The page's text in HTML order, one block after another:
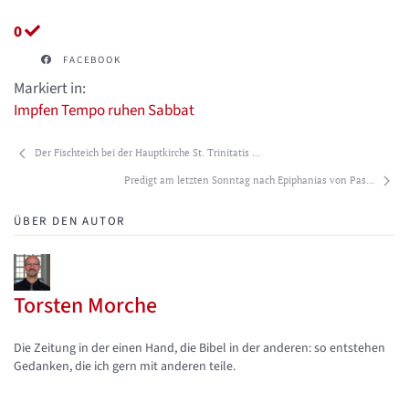
0
FACEBOOK
Markiert in:
ImpfenTemporuhen Sabbat
Der Fischteich bei der Hauptkirche St. Trinitatis ...
Predigt am letzten Sonntag nach Epiphanias von Pas...
ÜBER DEN AUTOR
Torsten Morche
Updates abonnieren
Abo von Updates dieses Autors beenden
Die Zeitung in der einen Hand, die Bibel in der anderen: so entstehen
Gedanken, die ich gern mit anderen teile.